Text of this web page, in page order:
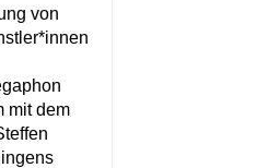
von
mit dem